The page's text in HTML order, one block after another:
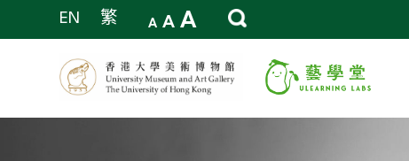
EN 繁 A A A